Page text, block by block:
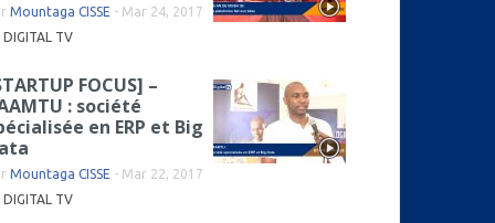
Mountaga CISSE - Mar 24, 2017
DIGITAL TV
FOCUS] –
: société
en ERP et Big
Mountaga CISSE - Mar 22, 2017
DIGITAL TV